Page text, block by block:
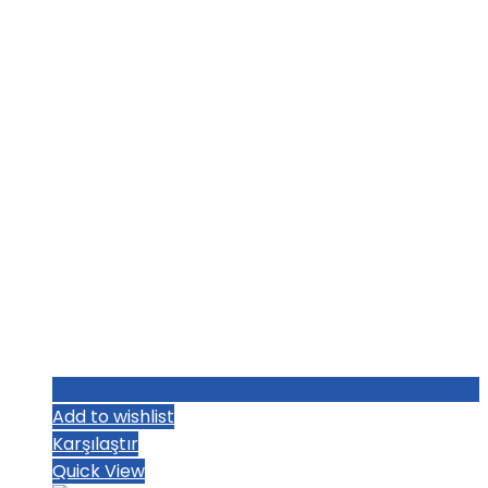
Add to wishlist
Karşılaştır
Quick View